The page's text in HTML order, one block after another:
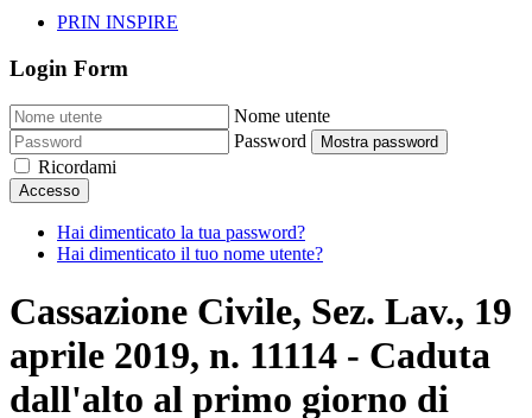
PRIN INSPIRE
Login Form
Nome utente
Password
Mostra password
Ricordami
Accesso
Hai dimenticato la tua password?
Hai dimenticato il tuo nome utente?
Cassazione Civile, Sez. Lav., 19
aprile 2019, n. 11114 - Caduta
dall'alto al primo giorno di